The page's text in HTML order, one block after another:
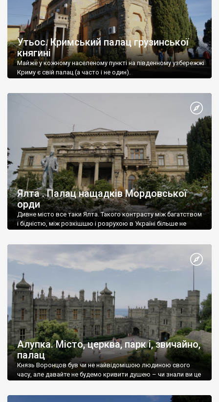
Утьос. Кримський палац грузинської
княгині
Майже у кожному населеному пункті на південному узбережжі
Криму є свій палац (а часто і не один).
Ялта . Палац нащадків Мордовської
орди
Дивне місто все таки Ялта. Такого контрасту між багатством
і бідністю, між розкішшю і розрухою в Україні більше не
Алупка. Місто, церква, парк і, звичайно,
палац
Князь Воронцов був чи не найвідомішою людиною свого
часу, але давайте не будемо кривити душею – чи знали ви це